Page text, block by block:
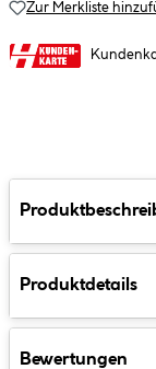
Zur Merkliste
Produktdetails
Bewertungen